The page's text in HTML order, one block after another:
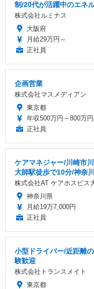
制/20代が活躍中のエネ
株式会社ルミナス
大阪府
月給29万円～
正社員
企画営業
株式会社マスメディアン
東京都
年収500万円～800万円
正社員
ケアマネジャー/川崎市
大師駅徒歩で10分/神奈
株式会社AT ケアホスピス
神奈川県
月給19万7,000円
正社員
小型ドライバー/近距離
験歓迎
株式会社トランスメイト
東京都